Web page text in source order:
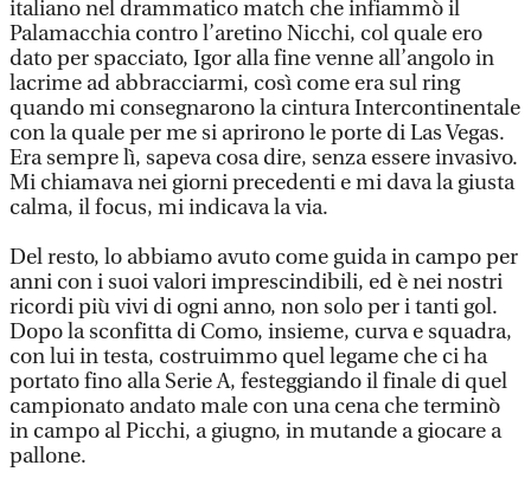
italiano nel drammatico match che infiammò il
Palamacchia contro l’aretino Nicchi, col quale ero
dato per spacciato, Igor alla fine venne all’angolo in
lacrime ad abbracciarmi, così come era sul ring
quando mi consegnarono la cintura Intercontinentale
con la quale per me si aprirono le porte di Las Vegas.
Era sempre lì, sapeva cosa dire, senza essere invasivo.
Mi chiamava nei giorni precedenti e mi dava la giusta
calma, il focus, mi indicava la via.
Del resto, lo abbiamo avuto come guida in campo per
anni con i suoi valori imprescindibili, ed è nei nostri
ricordi più vivi di ogni anno, non solo per i tanti gol.
Dopo la sconfitta di Como, insieme, curva e squadra,
con lui in testa, costruimmo quel legame che ci ha
portato fino alla Serie A, festeggiando il finale di quel
campionato andato male con una cena che terminò
in campo al Picchi, a giugno, in mutande a giocare a
pallone.